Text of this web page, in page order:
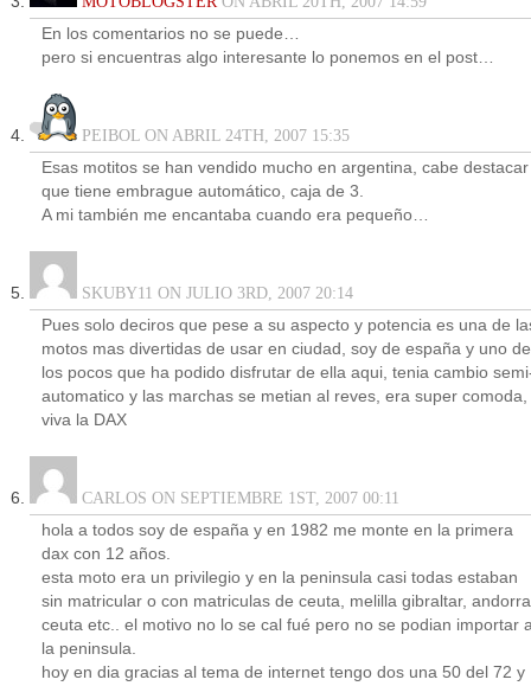
En los comentarios no se puede…
pero si encuentras algo interesante lo ponemos en el post…
PEIBOL ON ABRIL 24TH, 2007 15:35
Esas motitos se han vendido mucho en argentina, cabe destacar
que tiene embrague automático, caja de 3.
A mi también me encantaba cuando era pequeño…
SKUBY11 ON JULIO 3RD, 2007 20:14
Pues solo deciros que pese a su aspecto y potencia es una de
motos mas divertidas de usar en ciudad, soy de españa y uno de
los pocos que ha podido disfrutar de ella aqui, tenia cambio
automatico y las marchas se metian al reves, era super comoda,
viva la DAX
CARLOS ON SEPTIEMBRE 1ST, 2007 00:11
hola a todos soy de españa y en 1982 me monte en la primera
dax con 12 años.
esta moto era un privilegio y en la peninsula casi todas estaban
sin matricular o con matriculas de ceuta, melilla gibraltar,
ceuta etc.. el motivo no lo se cal fué pero no se podian importar
la peninsula.
hoy en dia gracias al tema de internet tengo dos una 50 del 72 y